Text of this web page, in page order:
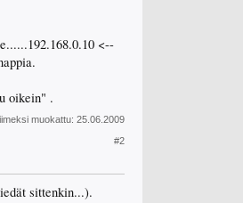
<--
oikein" .
muokattu: 25.06.2009
#2
sittenkin...).